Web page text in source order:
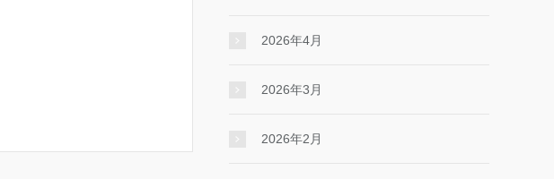
2026年4月
2026年3月
2026年2月